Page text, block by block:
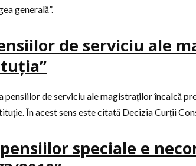
generală”.
de serviciu ale
pensiilor de serviciu ale magistraților încalcă
În acest sens este citată Decizia Curții
speciale e